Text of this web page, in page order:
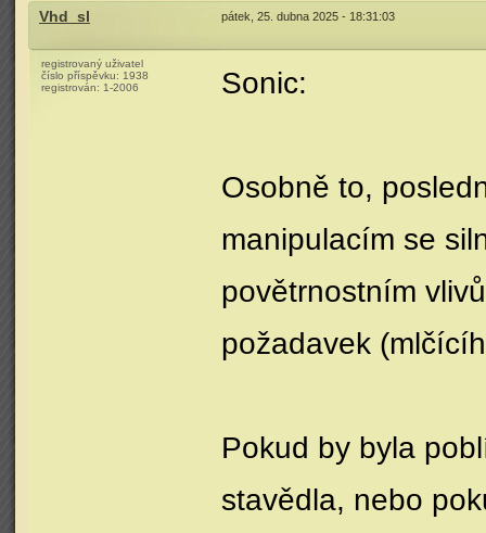
Vhd_sl pátek, 25. dubna 2025 - 18:31:03
registrovaný uživatel
číslo příspěvku: 1938
registrován: 1-2006 Sonic:
Osobně to,
manipulacím se
povětrnostním
požadavek
Pokud by byla
stavědla, nebo